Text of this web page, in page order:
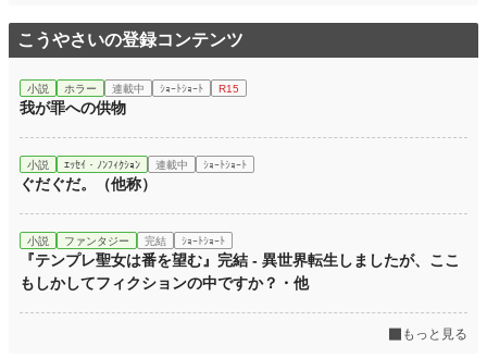
こうやさいの登録コンテンツ
小説 ホラー 連載中 ｼｮｰﾄｼｮｰﾄ R15
我が罪への供物
小説 ｴｯｾｲ・ﾉﾝﾌｨｸｼｮﾝ 連載中 ｼｮｰﾄｼｮｰﾄ
ぐだぐだ。（他称）
小説 ファンタジー 完結 ｼｮｰﾄｼｮｰﾄ
『テンプレ聖女は番を望む』完結 - 異世界転生しましたが、ここ
もしかしてフィクションの中ですか？・他
もっと見る